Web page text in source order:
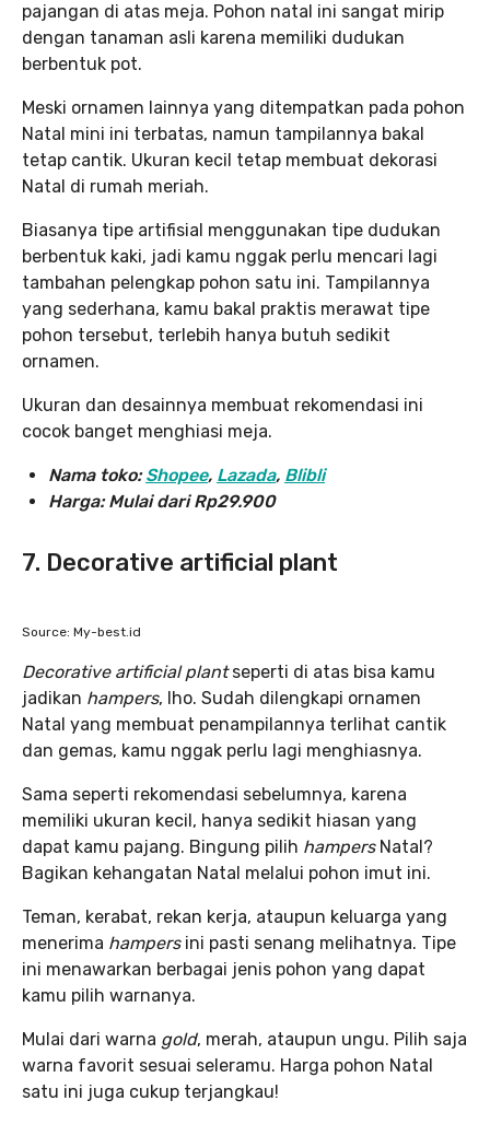
pajangan di atas meja. Pohon natal ini sangat mirip
dengan tanaman asli karena memiliki dudukan
berbentuk pot.
Meski ornamen lainnya yang ditempatkan pada pohon
Natal mini ini terbatas, namun tampilannya bakal
tetap cantik. Ukuran kecil tetap membuat dekorasi
Natal di rumah meriah.
Biasanya tipe artifisial menggunakan tipe dudukan
berbentuk kaki, jadi kamu nggak perlu mencari lagi
tambahan pelengkap pohon satu ini. Tampilannya
yang sederhana, kamu bakal praktis merawat tipe
pohon tersebut, terlebih hanya butuh sedikit
ornamen.
Ukuran dan desainnya membuat rekomendasi ini
cocok banget menghiasi meja.
Nama toko: Shopee, Lazada, Blibli
Harga: Mulai dariRp29.900
7. Decorative artificial plant
Source: My-best.id
Decorative artificial plantseperti di atas bisa kamu
jadikan hampers, lho. Sudah dilengkapi ornamen
Natal yang membuat penampilannya terlihat cantik
dan gemas, kamu nggak perlu lagi menghiasnya.
Sama seperti rekomendasi sebelumnya, karena
memiliki ukuran kecil, hanya sedikit hiasan yang
dapat kamu pajang. Bingung pilih hampers Natal?
Bagikan kehangatan Natal melalui pohon imut ini.
Teman, kerabat, rekan kerja, ataupun keluarga yang
menerima hampers ini pasti senang melihatnya. Tipe
ini menawarkan berbagai jenis pohon yang dapat
kamu pilih warnanya.
Mulai dari warna gold, merah, ataupun ungu. Pilih saja
warna favorit sesuai seleramu. Harga pohon Natal
satu ini juga cukup terjangkau!